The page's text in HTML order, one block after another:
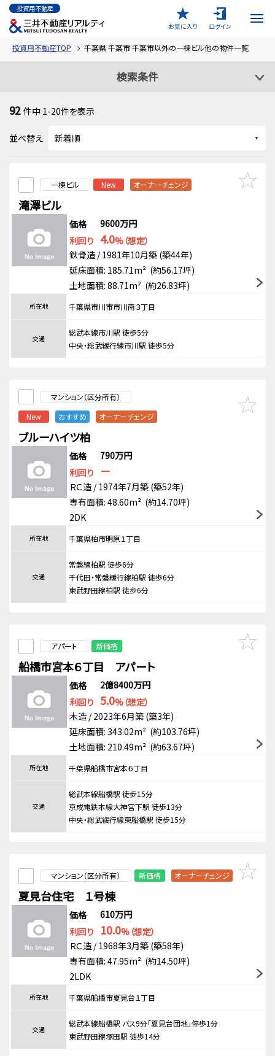
投資用不動産
お気に入り
ログイン
投資用不動産TOP 千葉県 千葉市 千葉市以外の一棟ビル他の物件一覧
検索条件
92 件中 1-20件を表示
並べ替え
一棟ビル New オーナーチェンジ
滝澤ビル
価格
9600万円
利回り 4.0%（想定）
鉄骨造 / 1981年10月築 (築44年)
延床面積: 185.71m² (約56.17坪)
土地面積: 88.71m² (約26.83坪)
所在地 千葉県市川市市川南３丁目
交通
総武本線市川駅 徒歩5分
中央・総武緩行線市川駅 徒歩5分
マンション（区分所有）
New
おすすめ オーナーチェンジ
ブルーハイツ柏
価格
790万円
利回り
－
ＲＣ造 / 1974年7月築 (築52年)
専有面積: 48.60m² (約14.70坪)
2DK
所在地 千葉県柏市明原１丁目
交通
常磐線柏駅 徒歩6分
千代田・常磐緩行線柏駅 徒歩6分
東武野田線柏駅 徒歩6分
アパート 新価格
船橋市宮本６丁目 アパート
価格
2億8400万円
利回り 5.0%（想定）
木造 / 2023年6月築 (築3年)
延床面積: 343.02m² (約103.76坪)
土地面積: 210.49m² (約63.67坪)
所在地 千葉県船橋市宮本６丁目
交通
総武本線船橋駅 徒歩15分
京成電鉄本線大神宮下駅 徒歩13分
中央・総武緩行線東船橋駅 徒歩15分
マンション（区分所有） 新価格 オーナーチェンジ
夏見台住宅 １号棟
価格
610万円
利回り
10.0%（想定）
ＲＣ造 / 1968年3月築 (築58年)
専有面積: 47.95m² (約14.50坪)
2LDK
所在地 千葉県船橋市夏見台１丁目
交通
総武本線船橋駅 バス9分「夏見台団地」停歩1分
東武野田線塚田駅 徒歩14分